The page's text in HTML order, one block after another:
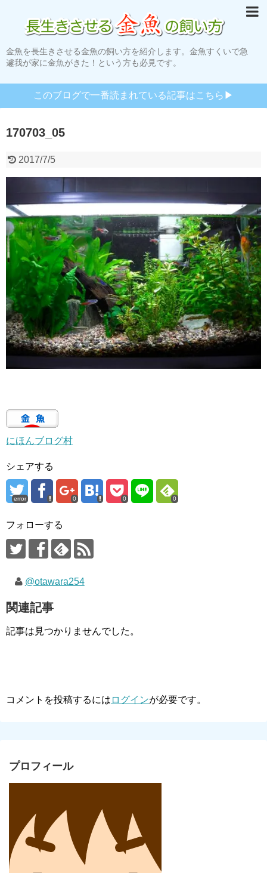
金魚を長生きさせる金魚の飼い方を紹介します。金魚すくいで急
遽我が家に金魚がきた！という方も必見です。
このブログで一番読まれている記事はこちら▶︎
170703_05
2017/7/5
にほんブログ村
シェアする
error 0 0 0
フォローする
@otawara254
関連記事
記事は見つかりませんでした。
コメントを投稿するには ログインが必要です。
プロフィール